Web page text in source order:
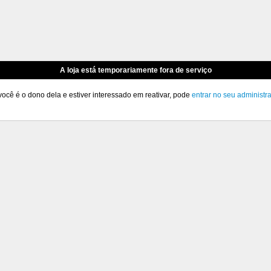
A loja está temporariamente fora de serviço
é o dono dela e estiver interessado em reativar, pode entrar no seu